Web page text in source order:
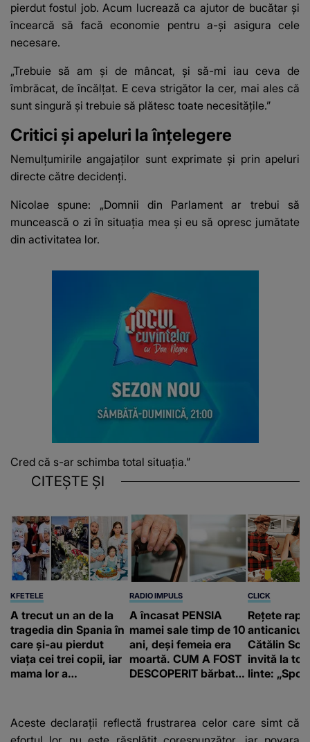
pierdut fostul job. Acum lucrează ca ajutor de bucătar și
încearcă să facă economie pentru a-și asigura cele
necesare.
„Trebuie să am și de mâncat, și să-mi iau ceva de
îmbrăcat, de încălțat. E ceva strigător la cer, mai ales că
sunt singură și trebuie să plătesc toate necesitățile.”
Critici și apeluri la înțelegere
Nemulțumirile angajaților sunt exprimate și prin apeluri
directe către decidenți.
Nicolae spune: „Domnii din Parlament ar trebui să
muncească o zi în situația mea și eu să opresc jumătate
din activitatea lor.
Cred că s-ar schimba total situația.”
CITEȘTE ȘI
KFETELE
A trecut un an de la
tragedia din Spania în
care și-au pierdut
viața cei trei copii, iar
mama lor a…
RADIO IMPULS
A încasat PENSIA
mamei sale timp de 10
ani, deși femeia era
moartă. CUM A FOST
DESCOPERIT bărbatul
banii obținuți? SUMA
E COLOSALĂ
CLICK
Rețete
Cătălin
invită la
linte: „Spor
Aceste declarații reflectă frustrarea celor care simt că